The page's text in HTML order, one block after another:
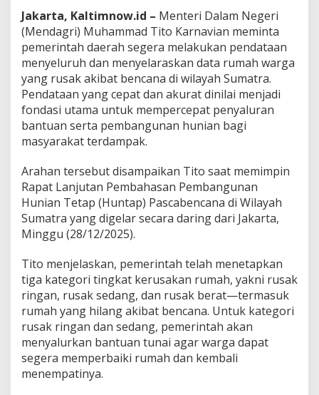
Jakarta, Kaltimnow.id – Menteri Dalam Negeri
(Mendagri) Muhammad Tito Karnavian meminta
pemerintah daerah segera melakukan pendataan
menyeluruh dan menyelaraskan data rumah warga
yang rusak akibat bencana di wilayah Sumatra.
Pendataan yang cepat dan akurat dinilai menjadi
fondasi utama untuk mempercepat penyaluran
bantuan serta pembangunan hunian bagi
masyarakat terdampak.
Arahan tersebut disampaikan Tito saat memimpin
Rapat Lanjutan Pembahasan Pembangunan
Hunian Tetap (Huntap) Pascabencana di Wilayah
Sumatra yang digelar secara daring dari Jakarta,
Minggu (28/12/2025).
Tito menjelaskan, pemerintah telah menetapkan
tiga kategori tingkat kerusakan rumah, yakni rusak
ringan, rusak sedang, dan rusak berat—termasuk
rumah yang hilang akibat bencana. Untuk kategori
rusak ringan dan sedang, pemerintah akan
menyalurkan bantuan tunai agar warga dapat
segera memperbaiki rumah dan kembali
menempatinya.